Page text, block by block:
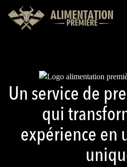
Un service de
qui
expérience en